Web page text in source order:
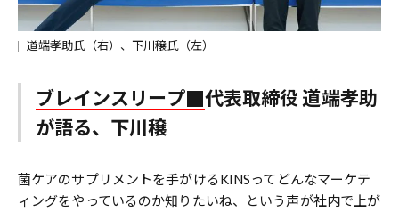
道端孝助氏（右）、下川穣氏（左）
ブレインスリープ
代表取締役 道端孝助
が語る、下川穣
菌ケアのサプリメントを手がけるKINSってどんなマーケテ
ィングをやっているのか知りたいね、という声が社内で上が